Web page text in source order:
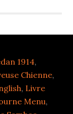
1914,
Chienne,
, Livre
Menu,